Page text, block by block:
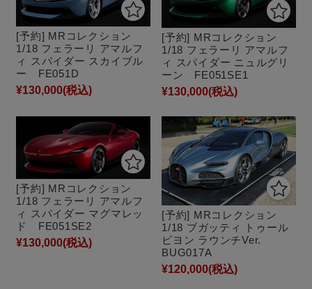
[予約] MRコレクション
1/18 フェラーリ アマルフ
ィ スパイダー スカイブル
ー FE051D
¥130,000(税込)
[予約] MRコレクション
1/18 フェラーリ アマルフ
ィ スパイダー ニュルグリ
ーン FE051SE1
¥130,000(税込)
[予約] MRコレクション
1/18 フェラーリ アマルフ
ィ スパイダー マグマレッ
ド FE051SE2
¥130,000(税込)
[予約] MRコレクション
1/18 ブガッティ トゥール
ビヨン ラウンチVer.
BUG017A
¥120,000(税込)